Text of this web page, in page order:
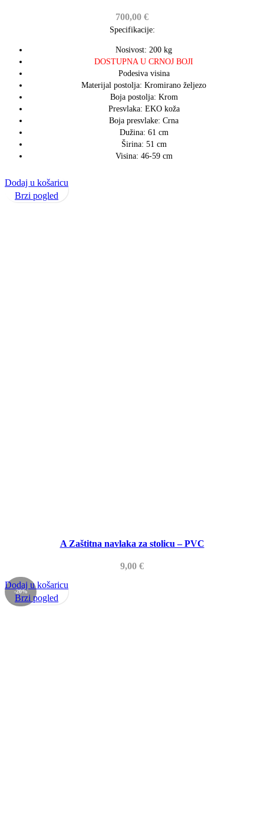
700,00 €
Specifikacije:
Nosivost: 200 kg
DOSTUPNA U CRNOJ BOJI
Podesiva visina
Materijal postolja: Kromirano željezo
Boja postolja: Krom
Presvlaka: EKO koža
Boja presvlake: Crna
Dužina: 61 cm
Širina: 51 cm
Visina: 46-59 cm
A Zaštitna navlaka za stolicu – PVC
9,00 €
Dodaj u košaricu
Brzi pogled
-20%
Dodaj u košaricu
Brzi pogled